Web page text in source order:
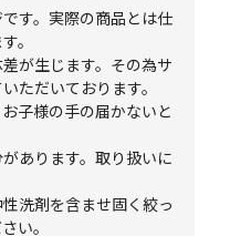
す。実際の商品とは仕
。
が生じます。その為サ
ただいております。
子様の手の届かないと
あります。取り扱いに
洗剤を含ませ固く絞っ
い。